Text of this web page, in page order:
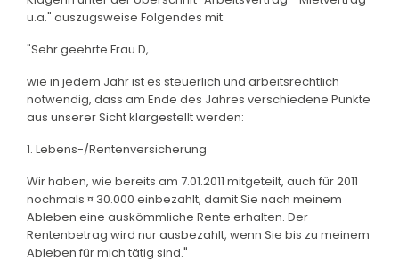
u.a." auszugsweise Folgendes mit:
"Sehr geehrte Frau D,
wie in jedem Jahr ist es steuerlich und arbeitsrechtlich
notwendig, dass am Ende des Jahres verschiedene Punkte
aus unserer Sicht klargestellt werden:
1. Lebens-/Rentenversicherung
Wir haben, wie bereits am 7.01.2011 mitgeteilt, auch für 2011
nochmals ¤ 30.000 einbezahlt, damit Sie nach meinem
Ableben eine auskömmliche Rente erhalten. Der
Rentenbetrag wird nur ausbezahlt, wenn Sie bis zu meinem
Ableben für mich tätig sind."